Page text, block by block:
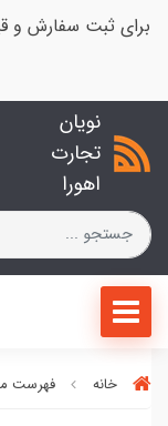
برای ثبت سفارش و
نویان
تجارت
اهورا
خانه فهرست